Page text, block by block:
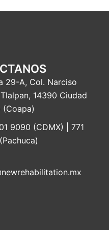
29-A, Col. Narciso
14390 Ciudad
9090 (CDMX) | 771